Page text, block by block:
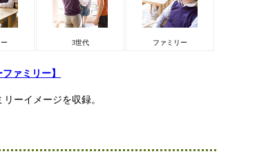
3世代 ファミリー
ァミリー】
ーイメージを収録。